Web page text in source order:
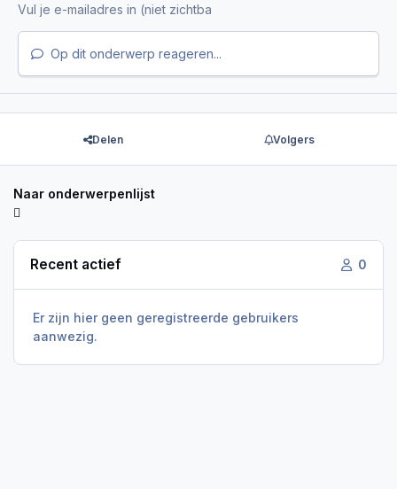
Op dit onderwerp reageren...
Delen Volgers
Naar onderwerpenlijst
Recent actief 0
Er zijn hier geen geregistreerde gebruikers
aanwezig.